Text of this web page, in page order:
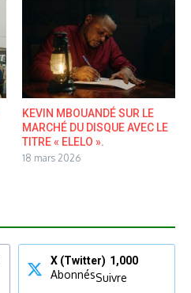
KEVIN MBOUANDÉ SUR LE
MARCHÉ DU DISQUE AVEC LE
TITRE « ELELO ».
18 mars 2026
X (Twitter) 1,000
AbonnésSuivre